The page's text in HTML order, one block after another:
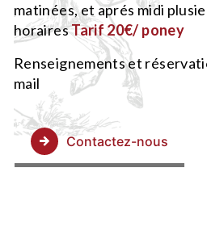
matinées, et aprés midi
horairesTarif 20€/ poney
Renseignements et
mail
Contactez-nous